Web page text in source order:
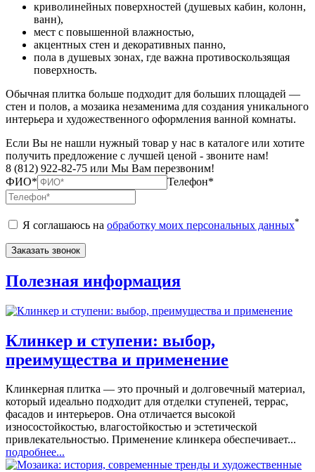
криволинейных поверхностей (душевых кабин, колонн,
ванн),
мест с повышенной влажностью,
акцентных стен и декоративных панно,
пола в душевых зонах, где важна противоскользящая
поверхность.
Обычная плитка больше подходит для больших площадей —
стен и полов, а мозаика незаменима для создания уникального
интерьера и художественного оформления ванной комнаты.
Если Вы не нашли нужный товар у нас в каталоге или хотите
получить предложение с лучшей ценой - звоните нам!
8 (812) 922-82-75 или Мы Вам перезвоним!
ФИО*
Телефон*
Я соглашаюсь на обработку моих персональных данных*
Полезная информация
Клинкер и ступени: выбор,
преимущества и применение
Клинкерная плитка — это прочный и долговечный материал,
который идеально подходит для отделки ступеней, террас,
фасадов и интерьеров. Она отличается высокой
износостойкостью, влагостойкостью и эстетической
привлекательностью. Применение клинкера обеспечивает...
подробнее...